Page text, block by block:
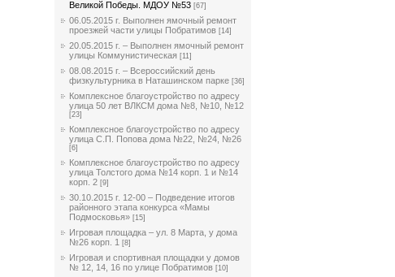
Великой Победы. МДОУ №53 [67]
06.05.2015 г. Выполнен ямочный ремонт
проезжей части улицы Побратимов [14]
20.05.2015 г. – Выполнен ямочный ремонт
улицы Коммунистическая [11]
08.08.2015 г. – Всероссийский день
физкультурника в Наташинском парке [36]
Комплексное благоустройство по адресу
улица 50 лет ВЛКСМ дома №8, №10, №12
[23]
Комплексное благоустройство по адресу
улица С.П. Попова дома №22, №24, №26
[6]
Комплексное благоустройство по адресу
улица Толстого дома №14 корп. 1 и №14
корп. 2 [9]
30.10.2015 г. 12-00 – Подведение итогов
районного этапа конкурса «Мамы
Подмосковья» [15]
Игровая площадка – ул. 8 Марта, у дома
№26 корп. 1 [8]
Игровая и спортивная площадки у домов
№ 12, 14, 16 по улице Побратимов [10]